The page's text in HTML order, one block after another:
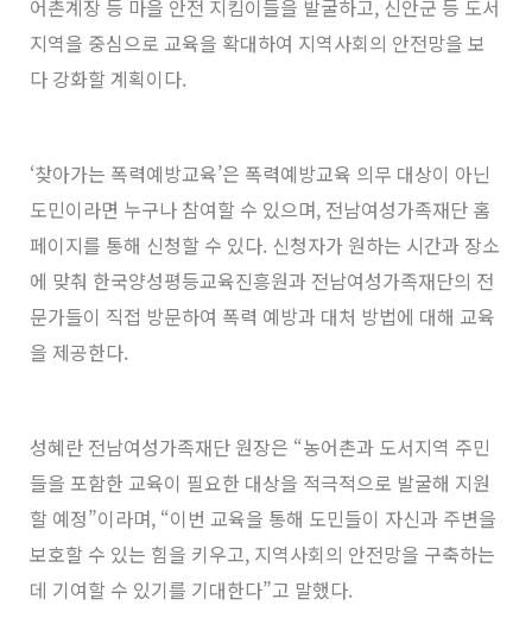
어촌계장 등 마을 안전 지킴이들을 발굴하고, 신안군 등 도서
지역을 중심으로 교육을 확대하여 지역사회의 안전망을 보
다 강화할 계획이다.
‘찾아가는 폭력예방교육’은 폭력예방교육 의무 대상이 아닌
도민이라면 누구나 참여할 수 있으며, 전남여성가족재단 홈
페이지를 통해 신청할 수 있다. 신청자가 원하는 시간과 장소
에 맞춰 한국양성평등교육진흥원과 전남여성가족재단의 전
문가들이 직접 방문하여 폭력 예방과 대처 방법에 대해 교육
을 제공한다.
성혜란 전남여성가족재단 원장은 “농어촌과 도서지역 주민
들을 포함한 교육이 필요한 대상을 적극적으로 발굴해 지원
할 예정”이라며, “이번 교육을 통해 도민들이 자신과 주변을
보호할 수 있는 힘을 키우고, 지역사회의 안전망을 구축하는
데 기여할 수 있기를 기대한다”고 말했다.